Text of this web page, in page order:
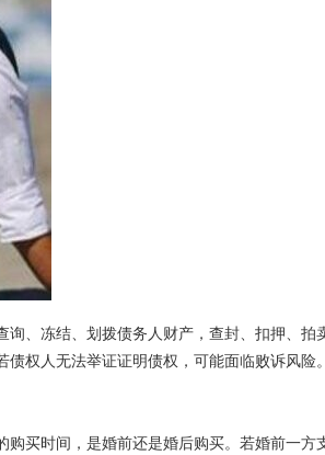
、冻结、划拨债务人财产，查封、扣押、拍
权人无法举证证明债权，可能面临败诉风
买时间，是婚前还是婚后购买。若婚前一